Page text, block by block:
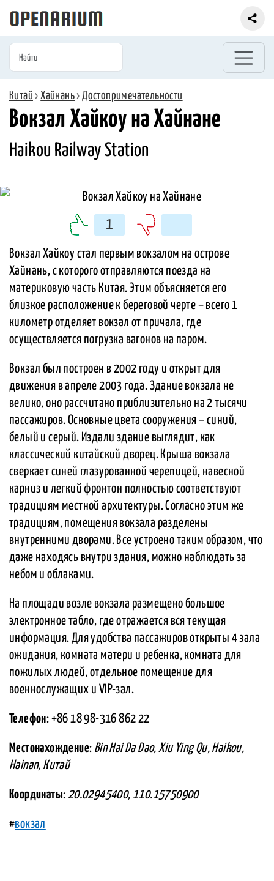
Китай ›Хайнань›Достопримечательности
Вокзал Хайкоу на Хайнане
Haikou Railway Station
1
Вокзал Хайкоу стал первым вокзалом на острове
Хайнань, с которого отправляются поезда на
материковую часть Китая. Этим объясняется его
близкое расположение к береговой черте – всего 1
километр отделяет вокзал от причала, где
осуществляется погрузка вагонов на паром.
Вокзал был построен в 2002 году и открыт для
движения в апреле 2003 года. Здание вокзала не
велико, оно рассчитано приблизительно на 2 тысячи
пассажиров. Основные цвета сооружения – синий,
белый и серый. Издали здание выглядит, как
классический китайский дворец. Крыша вокзала
сверкает синей глазурованной черепицей, навесной
карниз и легкий фронтон полностью соответствуют
традициям местной архитектуры. Согласно этим же
традициям, помещения вокзала разделены
внутренними дворами. Все устроено таким образом, что
даже находясь внутри здания, можно наблюдать за
небом и облаками.
На площади возле вокзала размещено большое
электронное табло, где отражается вся текущая
информация. Для удобства пассажиров открыты 4 зала
ожидания, комната матери и ребенка, комната для
пожилых людей, отдельное помещение для
военнослужащих и VIP-зал.
Телефон: +86 18 98-316 862 22
Местонахождение: Bin Hai Da Dao, Xiu Ying Qu, Haikou,
Hainan, Китай
Координаты: 20.02945400, 110.15750900
#вокзал